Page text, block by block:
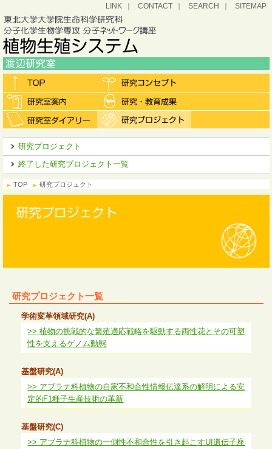
LINK CONTACT SEARCH SITEMAP
研究プロジェクト
終了した研究プロジェクト一覧
TOP 研究プロジェクト
研究プロジェクト一覧
学術変革領域研究(A)
>> 植物の挑戦的な繁殖適応戦略を駆動する両性花とその可塑
性を支えるゲノム動態
基盤研究(A)
>> アブラナ科植物の自家不和合性情報伝達系の解明による安
定的F1種子生産技術の革新
基盤研究(C)
>> アブラナ科植物の一側性不和合性を引き起こすUI遺伝子座